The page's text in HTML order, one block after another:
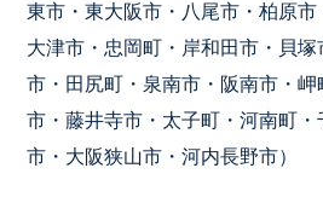
東市・東大阪市・八尾市・柏原
大津市・忠岡町・岸和田市・貝
市・田尻町・泉南市・阪南市・
市・藤井寺市・太子町・河南町
市・大阪狭山市・河内長野市）